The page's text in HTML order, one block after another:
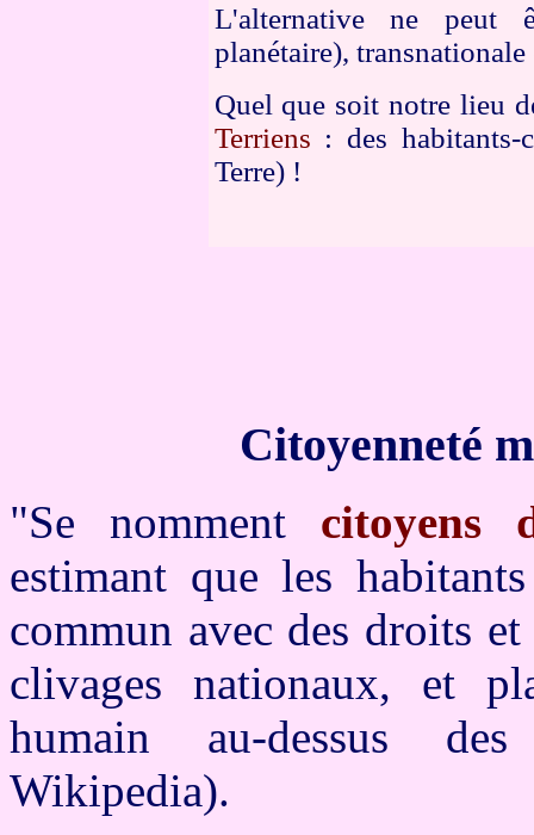
L'alternative ne peut
planétaire),
Quel que soit notre lieu
Terriens : des habitants-
Terre) !
Citoyenneté
"Se nomment citoyens
estimant que les
commun avec des droits
clivages nationaux, et
humain au-dessus
Wikipedia).